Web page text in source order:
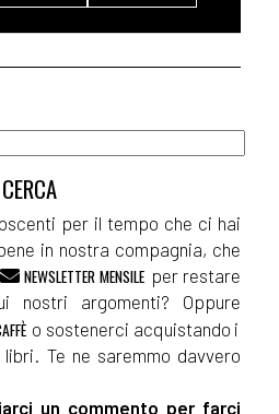
per il tempo che ci hai
in nostra compagnia, che
NEWSLETTER MENSILE per restare
nostri argomenti? Oppure
o sostenerci acquistando i
Te ne saremmo davvero
un commento per farci